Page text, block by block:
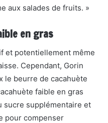
aux salades de fruits. »
en gras
et potentiellement même
Cependant, Gorin
le beurre de cacahuète
faible en gras
sucre supplémentaire et
pour compenser